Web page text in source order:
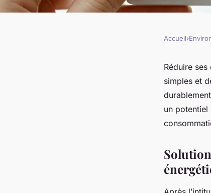
Solutions
améliorez votre
Accueil›
Réduire
simples et
un potentiel